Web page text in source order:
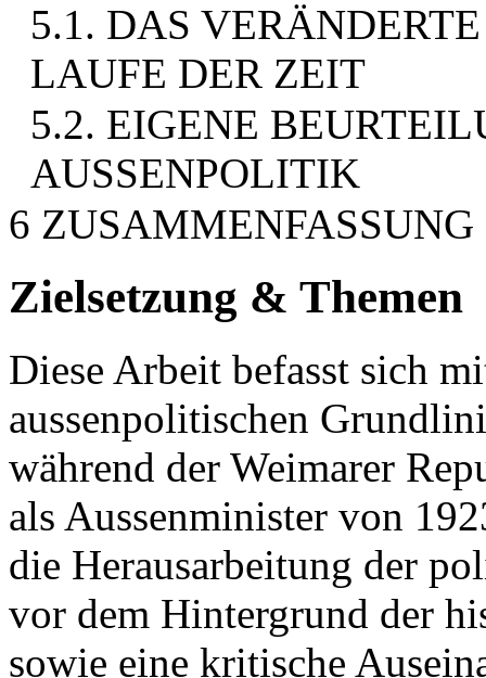
5.1. DAS
LAUFE DER ZEIT
5.2. EIGENE
AUSSENPOLITIK
6 ZUSAMMENFASSUNG
Zielsetzung & Themen
Diese Arbeit befasst sich
aussenpolitischen
während der Weimarer
als Aussenminister von
die Herausarbeitung der
vor dem Hintergrund der
sowie eine kritische